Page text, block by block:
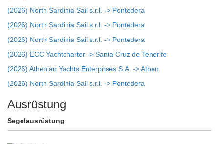
(2026) North Sardinia Sail s.r.l. -> Pontedera
(2026) North Sardinia Sail s.r.l. -> Pontedera
(2026) North Sardinia Sail s.r.l. -> Pontedera
(2026) ECC Yachtcharter -> Santa Cruz de Tenerife
(2026) Athenian Yachts Enterprises S.A. -> Athen
(2026) North Sardinia Sail s.r.l. -> Pontedera
Ausrüstung
Segelausrüstung